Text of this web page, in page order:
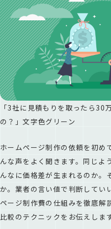
「3社に見積もりを取ったら30
の？」文字色グリーン
ホームページ制作の依頼を初め
んな声をよく聞きます。同じよ
んなに価格差が生まれるのか。
か。業者の言い値で判断して
ページ制作費の仕組みを徹底解
比較のテクニックをお伝えします